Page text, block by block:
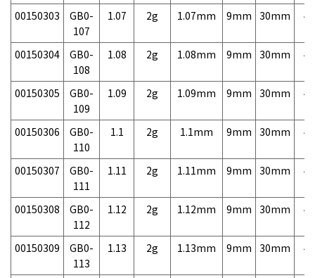
00150303
GB0-
107
1.07 2g 1.07mm 9mm 30mm
00150304
GB0-
108
1.08 2g 1.08mm 9mm 30mm
00150305
GB0-
109
1.09 2g 1.09mm 9mm 30mm
00150306
GB0-
110
1.1 2g 1.1mm 9mm 30mm
00150307
GB0-
111
1.11 2g 1.11mm 9mm 30mm
00150308
GB0-
112
1.12 2g 1.12mm 9mm 30mm
00150309
GB0-
113
1.13 2g 1.13mm 9mm 30mm